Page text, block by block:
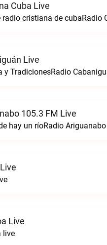
Cuba Live
radio cristiana de cubaRadio
Live
y TradicionesRadio
105.3 FM Live
hay un ríoRadio
Live
live